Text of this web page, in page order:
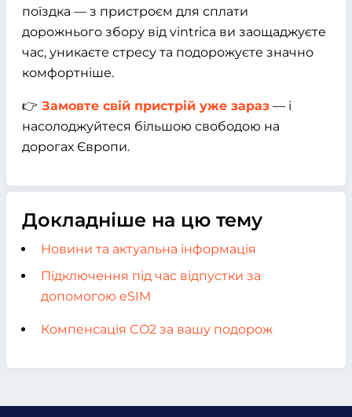
поїздка — з пристроєм для сплати
дорожнього збору від vintrica ви заощаджуєте
час, уникаєте стресу та подорожуєте значно
комфортніше.
👉 Замовте свій пристрій уже зараз — і
насолоджуйтеся більшою свободою на
дорогах Європи.
Докладніше на цю тему
Новини та актуальна інформація
Підключення під час відпустки за
допомогою eSIM
Компенсація CO2 за вашу подорож